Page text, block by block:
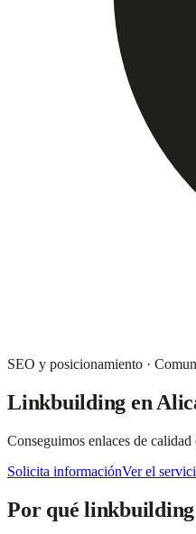
SEO y posicionamiento ·
Linkbuilding en
Conseguimos enlaces de
Solicita informaciónVer el
Por quélinkbuilding